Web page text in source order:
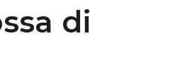
di